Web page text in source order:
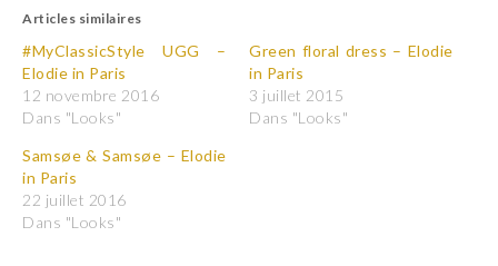
e
p
o
u
r
p
a
t
a
g
e
r
s
e
p
o
u
r
p
a
t
a
e
r
s
Articles similaires
#MyClassicStyle UGG –
Elodie in Paris
12 novembre 2016
Dans "Looks"
Green floral dress – Elodie
in Paris
3 juillet 2015
Dans "Looks"
Samsøe & Samsøe – Elodie
in Paris
22 juillet 2016
Dans "Looks"